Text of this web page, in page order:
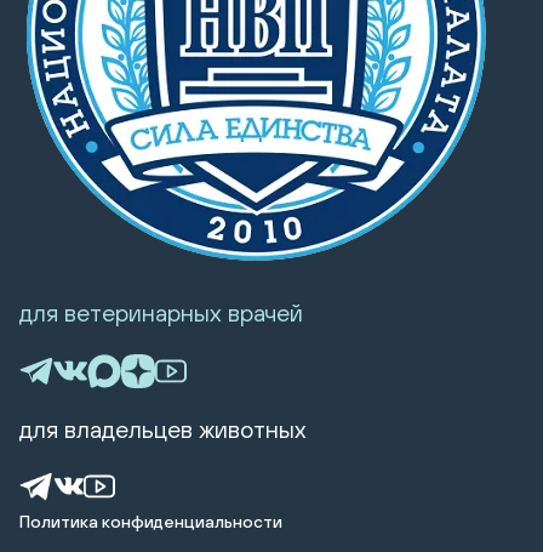
Политика конфиденциальности
для ветеринарных врачей
для владельцев животных